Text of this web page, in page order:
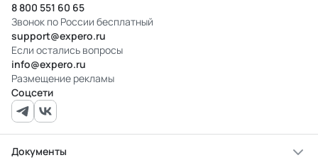
8 800 551 60 65
Звонок по России бесплатный
support@expero.ru
Если остались вопросы
info@expero.ru
Размещение рекламы
Соцсети
Документы